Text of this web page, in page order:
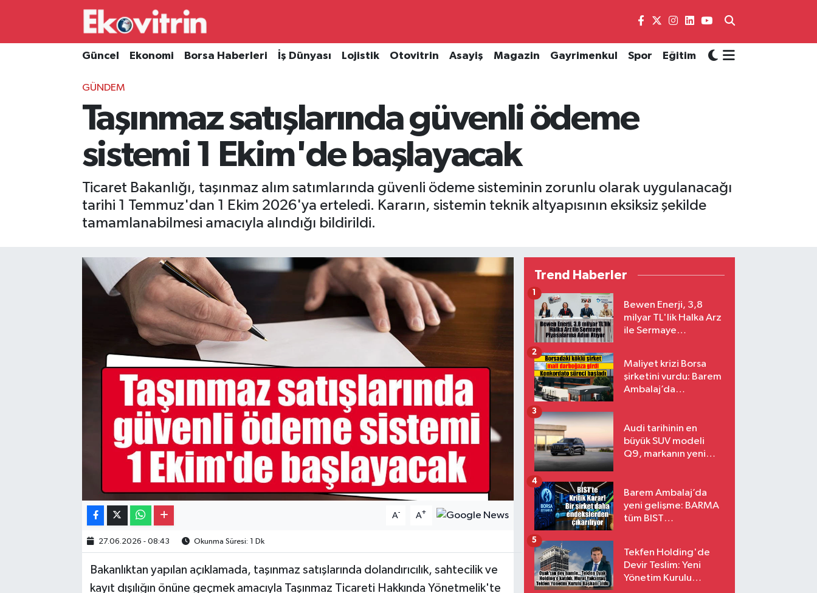
Güncel Ekonomi Borsa Haberleri İş Dünyası Lojistik Otovitrin Asayiş Magazin Gayrimenkul Spor Eğitim
GÜNDEM
Taşınmaz satışlarında güvenli ödeme
sistemi 1 Ekim'de başlayacak
Ticaret Bakanlığı, taşınmaz alım satımlarında güvenli ödeme sisteminin zorunlu olarak uygulanacağı
tarihi 1 Temmuz'dan 1 Ekim 2026'ya erteledi. Kararın, sistemin teknik altyapısının eksiksiz şekilde
tamamlanabilmesi amacıyla alındığı bildirildi.
A- A+
27.06.2026 - 08:43 Okunma Süresi: 1 Dk
Bakanlıktan yapılan açıklamada, taşınmaz satışlarında dolandırıcılık, sahtecilik ve
kayıt dışılığın önüne geçmek amacıyla Taşınmaz Ticareti Hakkında Yönetmelik'te
Trend Haberler
Bewen Enerji, 3,8
milyar TL'lik Halka Arz
ile Sermaye
Maliyet krizi Borsa
şirketini vurdu: Barem
Ambalaj’da
2
Audi tarihinin en
büyük SUV modeli
Q9, markanın yeni
3
Barem Ambalaj’da
yeni gelişme: BARMA
tüm BIST
4
Tekfen Holding'de
Devir Teslim: Yeni
Yönetim Kurulu
5
Güncel
Borsa Haberleri
Hava Durumu
Süper Lig Puan Durumu ve Fikstür
Tüm Manşetler
Son Dakika Haberleri
Haber Arşivi